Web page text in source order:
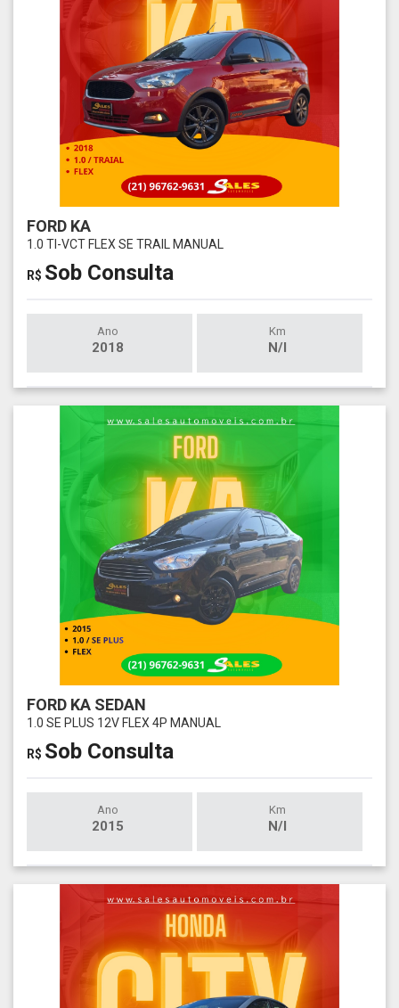
FORD KA
1.0 TI-VCT FLEX SE TRAIL MANUAL
R$ Sob Consulta
Ano
2018
Km
N/I
FORD KA SEDAN
1.0 SE PLUS 12V FLEX 4P MANUAL
R$ Sob Consulta
Ano
2015
Km
N/I